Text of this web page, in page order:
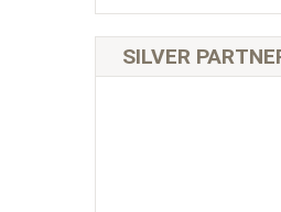
SILVER